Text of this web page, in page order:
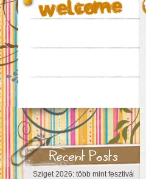
Sziget 2026: több mint fesztivál,